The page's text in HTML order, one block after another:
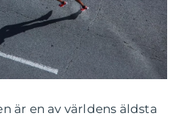
är en av världens äldsta